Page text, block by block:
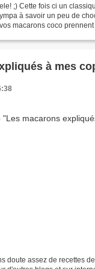
;) Cette fois ci un
à savoir un peu de
macarons coco
à mes
doute assez de recettes